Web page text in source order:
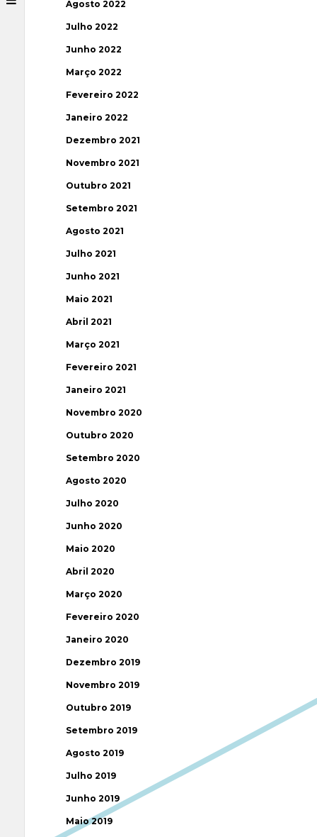
Agosto 2022
Julho 2022
Junho 2022
Março 2022
Fevereiro 2022
Janeiro 2022
Dezembro 2021
Novembro 2021
Outubro 2021
Setembro 2021
Agosto 2021
Julho 2021
Junho 2021
Maio 2021
Abril 2021
Março 2021
Fevereiro 2021
Janeiro 2021
Novembro 2020
Outubro 2020
Setembro 2020
Agosto 2020
Julho 2020
Junho 2020
Maio 2020
Abril 2020
Março 2020
Fevereiro 2020
Janeiro 2020
Dezembro 2019
Novembro 2019
Outubro 2019
Setembro 2019
Agosto 2019
Julho 2019
Junho 2019
Maio 2019